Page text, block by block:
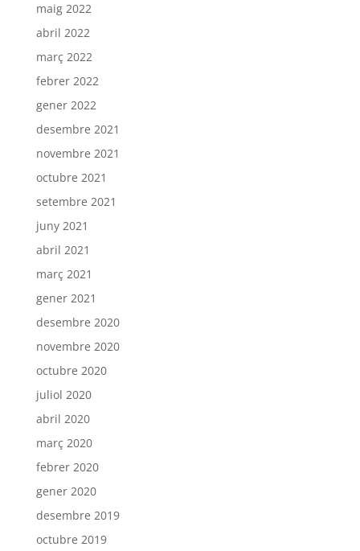
maig 2022
abril 2022
març 2022
febrer 2022
gener 2022
desembre 2021
novembre 2021
octubre 2021
setembre 2021
juny 2021
abril 2021
març 2021
gener 2021
desembre 2020
novembre 2020
octubre 2020
juliol 2020
abril 2020
març 2020
febrer 2020
gener 2020
desembre 2019
octubre 2019